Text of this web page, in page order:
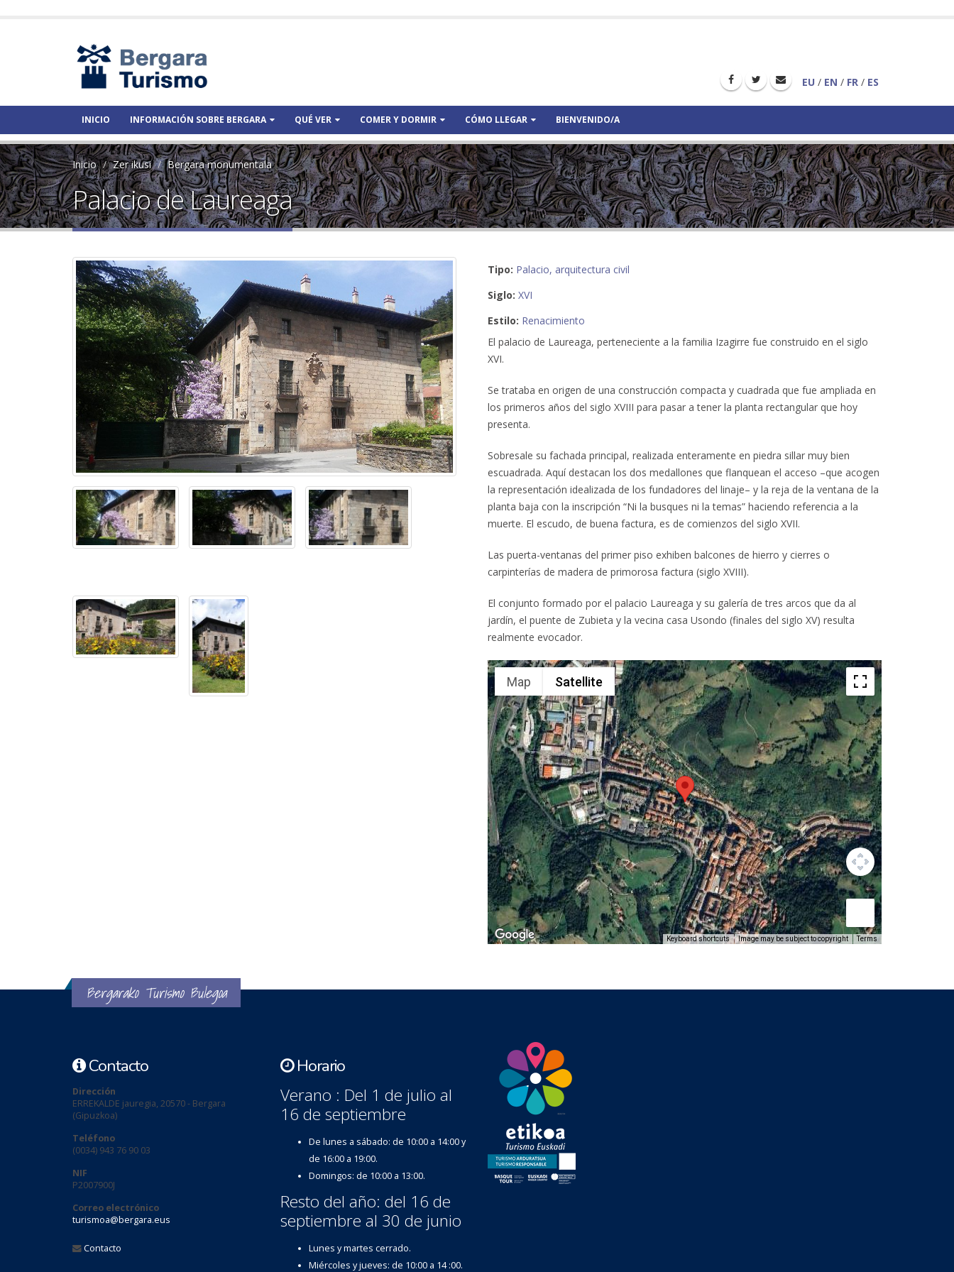
EU / EN / FR / ES
INICIO INFORMACIÓN SOBRE BERGARA QUÉ VER COMER Y DORMIR CÓMO LLEGAR BIENVENIDO/A
Inicio Zer ikusi Bergara monumentala
Palacio de Laureaga
Tipo: Palacio, arquitectura civil
Siglo: XVI
Estilo: Renacimiento
El palacio de Laureaga, perteneciente a la familia Izagirre fue construido en el siglo
XVI.
Se trataba en origen de una construcción compacta y cuadrada que fue ampliada en
los primeros años del siglo XVIII para pasar a tener la planta rectangular que hoy
presenta.
Sobresale su fachada principal, realizada enteramente en piedra sillar muy bien
escuadrada. Aquí destacan los dos medallones que flanquean el acceso –que acogen
la representación idealizada de los fundadores del linaje– y la reja de la ventana de la
planta baja con la inscripción “Ni la busques ni la temas” haciendo referencia a la
muerte. El escudo, de buena factura, es de comienzos del siglo XVII.
Las puerta-ventanas del primer piso exhiben balcones de hierro y cierres o
carpinterías de madera de primorosa factura (siglo XVIII).
El conjunto formado por el palacio Laureaga y su galería de tres arcos que da al
jardín, el puente de Zubieta y la vecina casa Usondo (finales del siglo XV) resulta
realmente evocador.
Map Satellite
Keyboard shortcuts Image may be subject to copyright Terms
Bergarako Turismo Bulegoa
Contacto
Dirección
ERREKALDE jauregia, 20570 - Bergara
(Gipuzkoa)
Teléfono
(0034) 943 76 90 03
NIF
P2007900J
Correo electrónico
turismoa@bergara.eus
Contacto
Horario
Verano : Del 1 de julio al
16 de septiembre
De lunes a sábado: de 10:00 a 14:00 y
de 16:00 a 19:00.
Domingos: de 10:00 a 13:00.
Resto del año: del 16 de
septiembre al 30 de junio
Lunes y martes cerrado.
Miércoles y jueves: de 10:00 a 14 :00.